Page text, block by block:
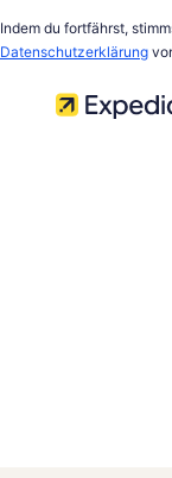
Indem du fortfährst,
Datenschutzerklärung